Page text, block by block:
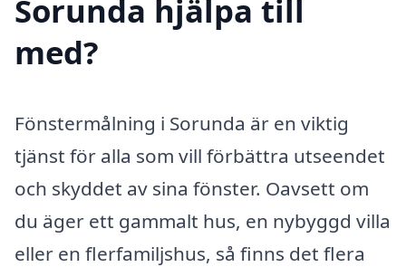
Sorunda hjälpa till
med?
Fönstermålning i Sorunda är en viktig
tjänst för alla som vill förbättra utseendet
och skyddet av sina fönster. Oavsett om
du äger ett gammalt hus, en nybyggd villa
eller en flerfamiljshus, så finns det flera